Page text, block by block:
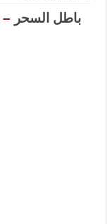
نماز حاجت برای
باطل السحر –